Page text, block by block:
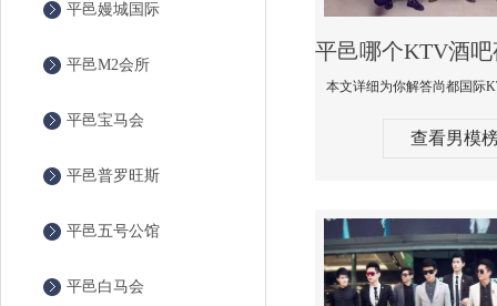
平邑嫚城国际
平邑M2会所
平邑宝马会
平邑普罗旺斯
平邑五号公馆
平邑白马会
查看男模